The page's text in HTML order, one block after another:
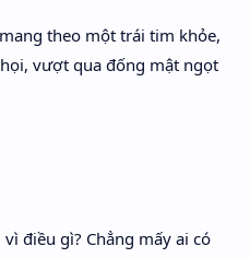
theo một trái tim khỏe,
vượt qua đống mật ngọt
điều gì? Chẳng mấy ai có